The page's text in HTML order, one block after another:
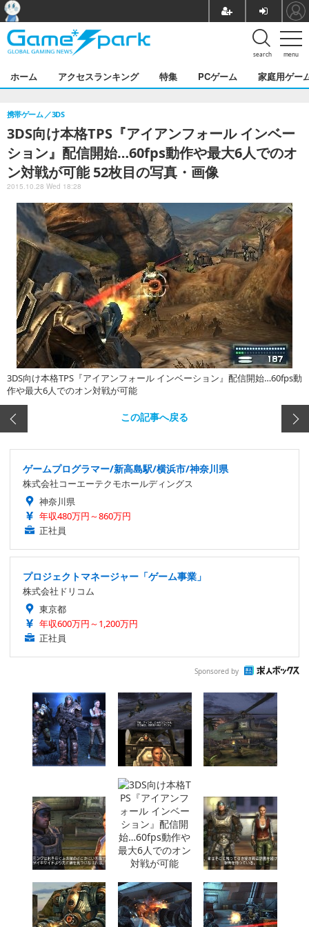
menu
search
ホーム アクセスランキング 特集 PCゲーム 家庭用ゲー
3DS向け本格TPS『アイアンフォール インベー
ション』配信開始…60fps動作や最大6人でのオ
ン対戦が可能 52枚目の写真・画像
携帯ゲーム 3DS
2015.10.28 Wed 18:28
3DS向け本格TPS『アイアンフォール インベーション』配信開始…60fps動
作や最大6人でのオン対戦が可能
この記事へ戻る
ゲームプログラマー/新高島駅/横浜市/神奈川県
株式会社コーエーテクモホールディングス
神奈川県
年収480万円～860万円
正社員
プロジェクトマネージャー「ゲーム事業」
株式会社ドリコム
東京都
年収600万円～1,200万円
正社員
Sponsored by